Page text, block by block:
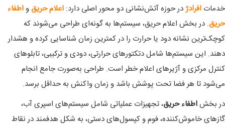
خدمات افرادژدر حوزه آتش‌نشانی دو محور اصلی دارد: اعلام حریق و اطفاء
حریق. در بخش اعلام حریق، سیستم‌ها به گونه‌ای طراحی می‌شوند که
کوچک‌ترین نشانه دود یا حرارت را در کمترین زمان شناسایی کرده و هشدار
دهند. این سیستم‌ها شامل دتکتورهای حرارتی، دودی و ترکیبی، تابلوهای
کنترل مرکزی و آژیرهای اعلام خطر است. طراحی به‌صورت جامع انجام
می‌شود تا هر فضا تحت پوشش باشد و زمان واکنش به حداقل برسد.
در بخشاطفاء حریق، تجهیزات عملیاتی شامل سیستم‌های اسپری آب،
گازهای خاموش‌کننده، فوم و کپسول‌های دستی، به شکل هدفمند در نقاط